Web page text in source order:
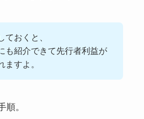
ておくと、
も紹介できて先行者利益が
ますよ。
順。